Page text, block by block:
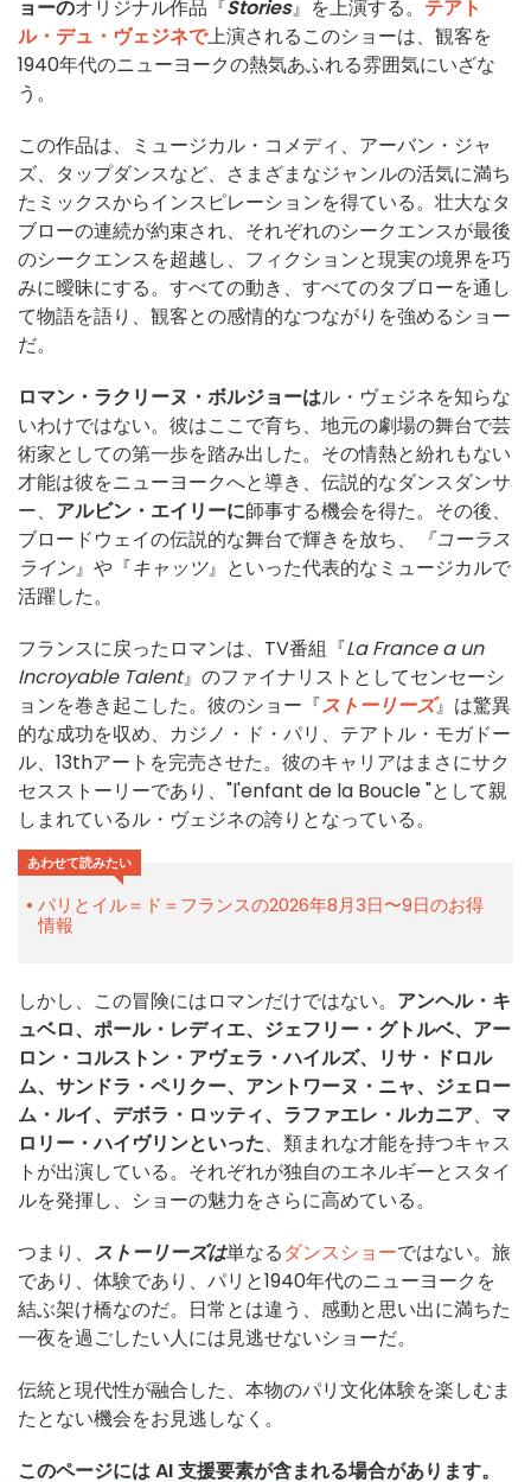
ョーのオリジナル作品『Stories』を上演する。 テアト
ル・デュ・ヴェジネで上演されるこのショーは、観客を
1940年代のニューヨークの熱気あふれる雰囲気にいざな
う。
この作品は、ミュージカル・コメディ、アーバン・ジャ
ズ、タップダンスなど、さまざまなジャンルの活気に満ち
たミックスからインスピレーションを得ている。壮大なタ
ブローの連続が約束され、それぞれのシークエンスが最後
のシークエンスを超越し、フィクションと現実の境界を巧
みに曖昧にする。すべての動き、すべてのタブローを通し
て物語を語り、観客との感情的なつながりを強めるショー
だ。
ロマン・ラクリーヌ・ボルジョーはル・ヴェジネを知らな
いわけではない。彼はここで育ち、地元の劇場の舞台で芸
術家としての第一歩を踏み出した。その情熱と紛れもない
才能は彼をニューヨークへと導き、伝説的なダンスダンサ
ー、 アルビン・エイリーに師事する機会を得た。その後、
ブロードウェイの伝説的な舞台で輝きを放ち、
『コーラス
ライン』や『キャッツ』といった代表的なミュージカルで
活躍した。
フランスに戻ったロマンは、TV番組『La France a un
Incroyable Talent』のファイナリストとしてセンセーシ
ョンを巻き起こした。彼のショー『ストーリーズ』は驚異
的な成功を収め、カジノ・ド・パリ、テアトル・モガドー
ル、13thアートを完売させた。彼のキャリアはまさにサク
セスストーリーであり、"l'enfant de la Boucle "として親
しまれているル・ヴェジネの誇りとなっている。
あわせて読みたい
パリとイル＝ド＝フランスの2026年8月3日〜9日のお得
情報
しかし、この冒険にはロマンだけではない。 アンヘル・キ
ュベロ、ポール・レディエ、ジェフリー・グトルベ、アー
ロン・コルストン・アヴェラ・ハイルズ、リサ・ドロル
ム、サンドラ・ペリクー、アントワーヌ・ニャ、ジェロー
ム・ルイ、デボラ・ロッティ、ラファエレ・ルカニア、 マ
ロリー・ハイヴリンといった、類まれな才能を持つキャス
トが出演している。それぞれが独自のエネルギーとスタイ
ルを発揮し、ショーの魅力をさらに高めている。
つまり、 ストーリーズは単なるダンスショーではない。旅
であり、体験であり、パリと1940年代のニューヨークを
結ぶ架け橋なのだ。日常とは違う、感動と思い出に満ちた
一夜を過ごしたい人には見逃せないショーだ。
伝統と現代性が融合した、本物のパリ文化体験を楽しむま
たとない機会をお見逃しなく。
このページには AI 支援要素が含まれる場合があります。